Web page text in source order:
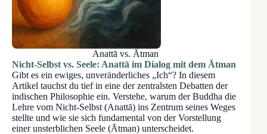
Anattā vs. Ātman
Nicht-Selbst vs. Seele: Anattā im Dialog mit dem Ātman
Gibt es ein ewiges, unveränderliches „Ich“? In diesem
Artikel tauchst du tief in eine der zentralsten Debatten der
indischen Philosophie ein. Verstehe, warum der Buddha die
Lehre vom Nicht-Selbst (Anattā) ins Zentrum seines Weges
stellte und wie sie sich fundamental von der Vorstellung
einer unsterblichen Seele (Ātman) unterscheidet.